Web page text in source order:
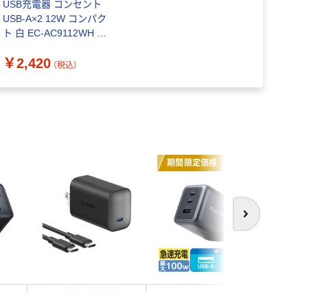
USB充電器 コンセント
USB-A×2 12W コンパク
ト 白 EC-AC9112WH エ
￥2,420 （税込）
次へ
期間限定価格